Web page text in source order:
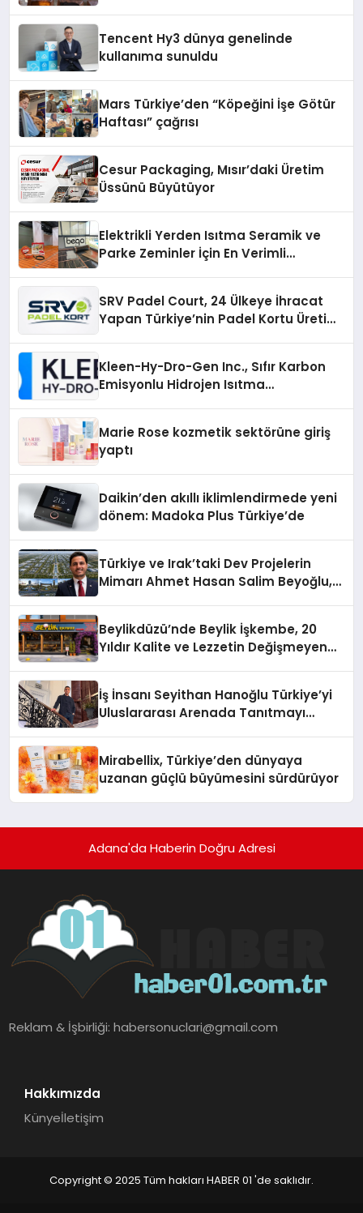
Tencent Hy3 dünya genelinde
kullanıma sunuldu
Mars Türkiye’den “Köpeğini İşe Götür
Haftası” çağrısı
Cesur Packaging, Mısır’daki Üretim
Üssünü Büyütüyor
Elektrikli Yerden Isıtma Seramik ve
Parke Zeminler İçin En Verimli
SRV Padel Court, 24 Ülkeye İhracat
Yapan Türkiye’nin Padel Kortu Üretim
Kleen-Hy-Dro-Gen Inc., Sıfır Karbon
Emisyonlu Hidrojen Isıtma
Marie Rose kozmetik sektörüne giriş
yaptı
Daikin’den akıllı iklimlendirmede yeni
dönem: Madoka Plus Türkiye’de
Türkiye ve Irak’taki Dev Projelerin
Mimarı Ahmet Hasan Salim Beyoğlu,
Hayata Geçirecek
Beylikdüzü’nde Beylik İşkembe, 20
Yıldır Kalite ve Lezzetin Değişmeyen
İş İnsanı Seyithan Hanoğlu Türkiye’yi
Uluslararası Arenada Tanıtmayı
Mirabellix, Türkiye’den dünyaya
uzanan güçlü büyümesini sürdürüyor
Adana'da Haberin Doğru Adresi
Reklam & İşbirliği:habersonuclari@gmail.com
Hakkımızda
Künyeİletişim
Copyright © 2025 Tüm hakları HABER 01 'de saklıdır.